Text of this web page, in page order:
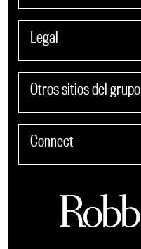
Legal
Otros sitios del grupo
Connect